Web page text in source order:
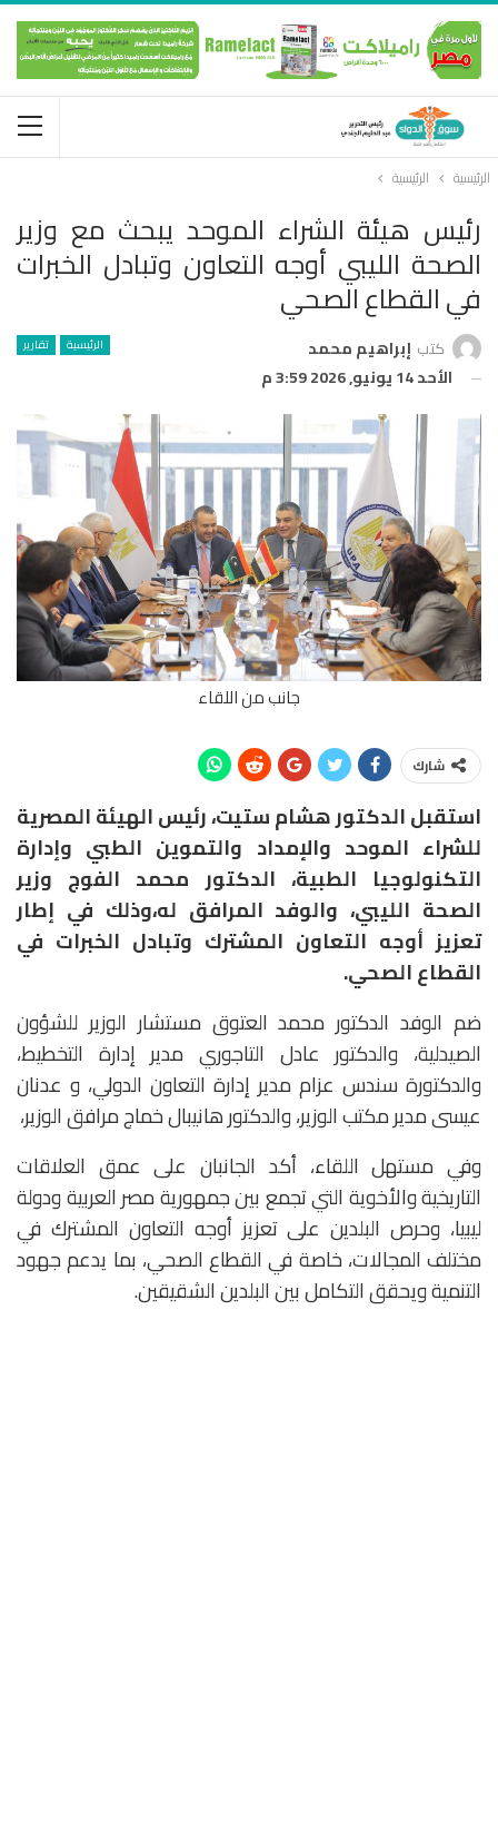
الرئيسية الرئيسية
رئيس هيئة الشراء الموحد يبحث مع وزير
الصحة الليبي أوجه التعاون وتبادل الخبرات
في القطاع الصحي
الرئيسية تقارير كتب إبراهيم محمد
الأحد 14 يونيو, 2026 3:59 م
جانب من اللقاء
شارك
استقبل الدكتور هشام ستيت، رئيس الهيئة المصرية
للشراء الموحد والإمداد والتموين الطبي وإدارة
التكنولوجيا الطبية، الدكتور محمد الفوج وزير
الصحة الليبي، والوفد المرافق له،وذلك في إطار
تعزيز أوجه التعاون المشترك وتبادل الخبرات في
القطاع الصحي.
ضم الوفد الدكتور محمد العتوق مستشار الوزير للشؤون
الصيدلية، والدكتور عادل التاجوري مدير إدارة التخطيط،
والدكتورة سندس عزام مدير إدارة التعاون الدولي، و عدنان
عيسى مدير مكتب الوزير، والدكتور هانيبال خماج مرافق الوزير،
وفي مستهل اللقاء، أكد الجانبان على عمق العلاقات
التاريخية والأخوية التي تجمع بين جمهورية مصر العربية ودولة
ليبيا، وحرص البلدين على تعزيز أوجه التعاون المشترك في
مختلف المجالات، خاصة في القطاع الصحي، بما يدعم جهود
التنمية ويحقق التكامل بين البلدين الشقيقين.